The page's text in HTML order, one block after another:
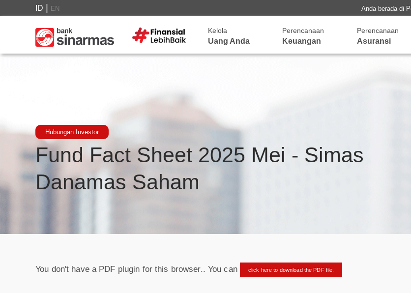
ID EN Anda berada di
Kelola
Uang Anda
Perencanaan
Keuangan
Perencanaan
Asuransi
Hubungan Investor
Fund Fact Sheet 2025 Mei - Simas
Danamas Saham
You don't have a PDF plugin for this browser.. You can click here to download the PDF file.